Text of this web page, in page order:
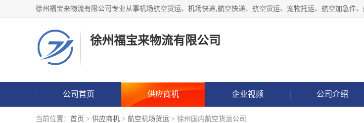
徐州福宝来物流有限公司
公司首页 供应商机 企业视频 公司介绍
当前位置： 首页 > 供应商机 > 航空机场货运 > 徐州国内航空货运公司